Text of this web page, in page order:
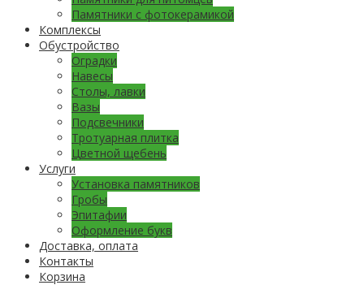
Памятники с фотокерамикой
Комплексы
Обустройство
Оградки
Навесы
Столы, лавки
Вазы
Подсвечники
Тротуарная плитка
Цветной щебень
Услуги
Установка памятников
Гробы
Эпитафии
Оформление букв
Доставка, оплата
Контакты
Корзина